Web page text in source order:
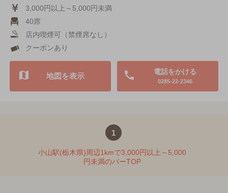
3,000円以上～5,000円未満
40席
店内喫煙可（禁煙席なし）
クーポンあり
電話をかける
0285-22-2346
地図を表示
1
小山駅(栃木県)周辺1kmで3,000円以上～5,000
円未満のバーTOP